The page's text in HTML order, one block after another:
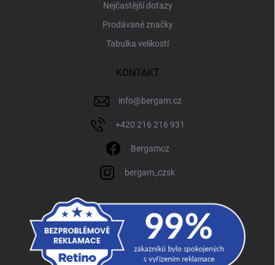
Nejčastější dotazy
Prodávané značky
Tabulka velikostí
KONTAKT
info@bergam.cz
+420 216 216 931
Bergamcz
bergam_czsk